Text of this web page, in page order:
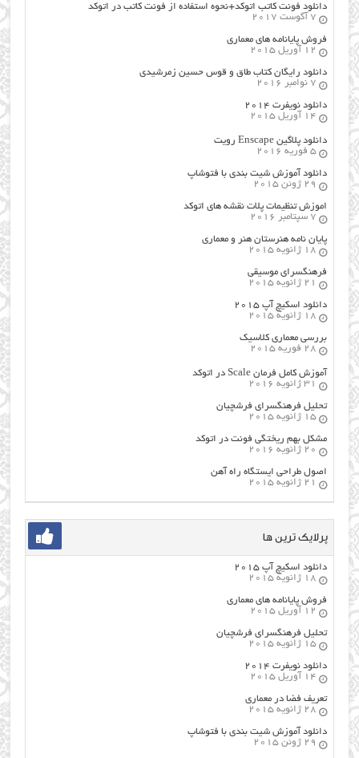
دانلود فونت کاتب اتوکد+نحوه استفاده از فونت کاتب در اتوکد
7 آگوست 2017
فروش پایانامه های معماری
12 آوریل 2015
دانلود رایگان کتاب طاق و قوس حسین زمرشیدی
7 نوامبر 2016
دانلود نویفرت ۲۰۱۴
14 آوریل 2015
دانلود پلاگین Enscape رویت
5 فوریه 2016
دانلود آموزش شیت بندی با فتوشاپ
29 ژوئن 2015
اموزش تنظیمات پلات نقشه های اتوکد
7 سپتامبر 2016
پایان نامه هنرستان هنر و معماري
18 ژانویه 2015
فرهنگسراي موسيقي
21 ژانویه 2015
دانلود اسکیچ آپ ۲۰۱۵
18 ژانویه 2015
بررسی معماری کلاسیک
28 فوریه 2015
آموزش کامل فرمان Scale در اتوکد
31 ژانویه 2016
تحلیل فرهنگسرای فرشچیان
15 ژانویه 2015
مشکل بهم ریختگی فونت در اتوکد
20 ژانویه 2016
اصول طراحي ایستگاه راه آهن
21 ژانویه 2015
پرلایک ترین ها
دانلود اسکیچ آپ ۲۰۱۵
18 ژانویه 2015
فروش پایانامه های معماری
12 آوریل 2015
تحلیل فرهنگسرای فرشچیان
15 ژانویه 2015
دانلود نویفرت ۲۰۱۴
14 آوریل 2015
تعریف فضا در معماری
28 ژانویه 2015
دانلود آموزش شیت بندی با فتوشاپ
29 ژوئن 2015